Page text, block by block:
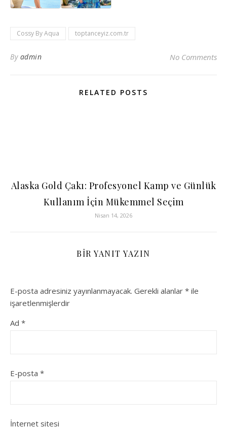
Cossy By Aqua toptanceyiz.com.tr
By admin No Comments
RELATED POSTS
Alaska Gold Çakı: Profesyonel Kamp ve Günlük
Kullanım İçin Mükemmel Seçim
Nisan 14, 2026
BIR YANIT YAZIN
E-posta adresiniz yayınlanmayacak. Gerekli alanlar * ile
işaretlenmişlerdir
Ad *
E-posta *
İnternet sitesi